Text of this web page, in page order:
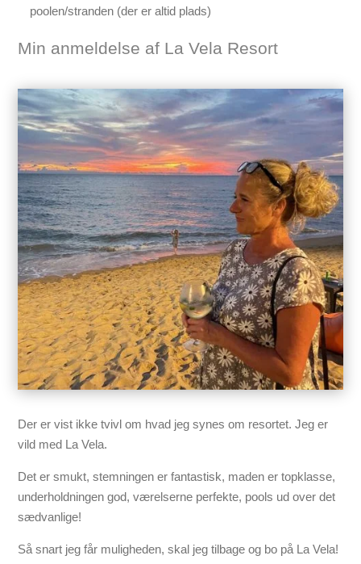
poolen/stranden (der er altid plads)
Min anmeldelse af La Vela Resort
Der er vist ikke tvivl om hvad jeg synes om resortet. Jeg er
vild med La Vela.
Det er smukt, stemningen er fantastisk, maden er topklasse,
underholdningen god, værelserne perfekte, pools ud over det
sædvanlige!
Så snart jeg får muligheden, skal jeg tilbage og bo på La Vela!